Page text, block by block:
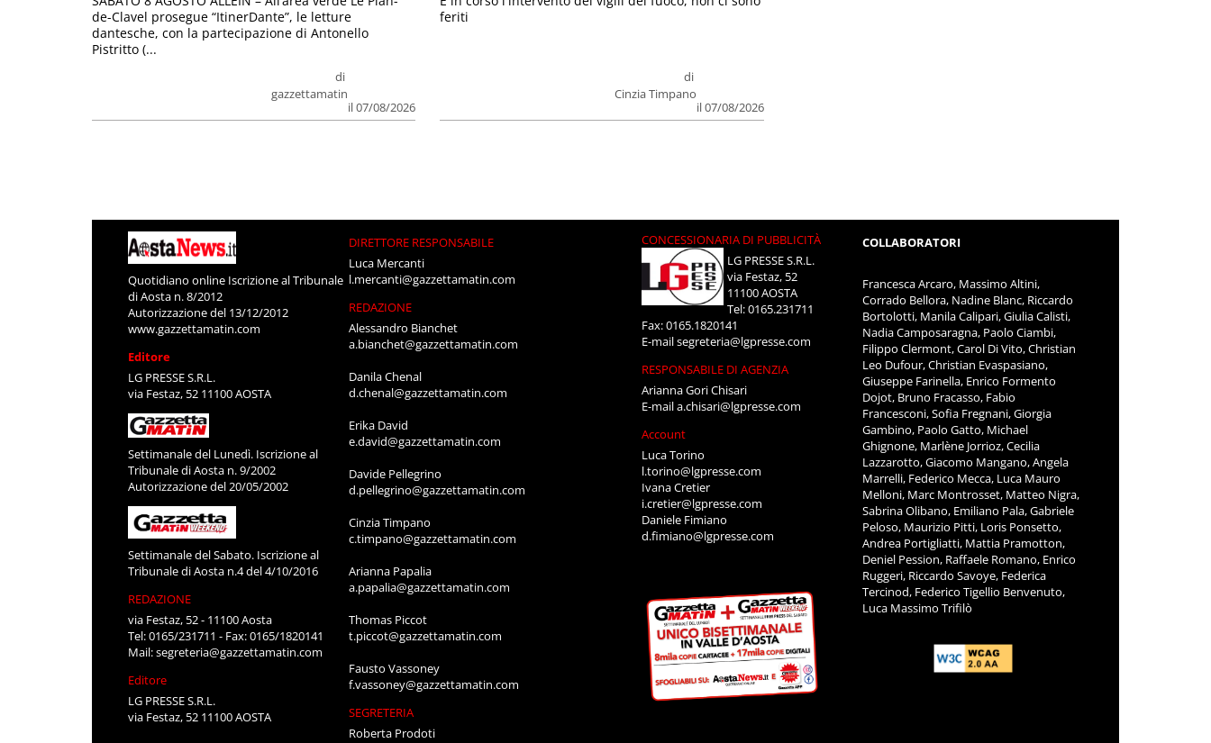
di
gazzettamatin
il 07/08/2026
de-Clavel prosegue “ItinerDante”, le letture
dantesche, con la partecipazione di Antonello
Pistritto (...
di
Cinzia Timpano
il 07/08/2026
feriti
Quotidiano online Iscrizione al Tribunale
di Aosta n. 8/2012
Autorizzazione del 13/12/2012
www.gazzettamatin.com
Editore
LG PRESSE S.R.L.
via Festaz, 52 11100 AOSTA
Settimanale del Lunedì. Iscrizione al
Tribunale di Aosta n. 9/2002
Autorizzazione del 20/05/2002
Settimanale del Sabato. Iscrizione al
Tribunale di Aosta n.4 del 4/10/2016
REDAZIONE
via Festaz, 52 - 11100 Aosta
Tel: 0165/231711 - Fax: 0165/1820141
Mail:segreteria@gazzettamatin.com
Editore
LG PRESSE S.R.L.
via Festaz, 52 11100 AOSTA
DIRETTORE RESPONSABILE
Luca Mercanti
l.mercanti@gazzettamatin.com
REDAZIONE
Alessandro Bianchet
a.bianchet@gazzettamatin.com
Danila Chenal
d.chenal@gazzettamatin.com
Erika David
e.david@gazzettamatin.com
Davide Pellegrino
d.pellegrino@gazzettamatin.com
Cinzia Timpano
c.timpano@gazzettamatin.com
Arianna Papalia
a.papalia@gazzettamatin.com
Thomas Piccot
t.piccot@gazzettamatin.com
Fausto Vassoney
f.vassoney@gazzettamatin.com
SEGRETERIA
Roberta Prodoti
CONCESSIONARIA DI PUBBLICITÀ
LG PRESSE S.R.L.
via Festaz, 52
11100 AOSTA
Tel: 0165.231711
Fax: 0165.1820141
E-mailsegreteria@lgpresse.com
RESPONSABILE DI AGENZIA
Arianna Gori Chisari
E-maila.chisari@lgpresse.com
Account
Luca Torino
l.torino@lgpresse.com
Ivana Cretier
i.cretier@lgpresse.com
Daniele Fimiano
d.fimiano@lgpresse.com
COLLABORATORI
Francesca Arcaro, Massimo Altini,
Corrado Bellora, Nadine Blanc, Riccardo
Bortolotti, Manila Calipari, Giulia Calisti,
Nadia Camposaragna, Paolo Ciambi,
Filippo Clermont, Carol Di Vito, Christian
Leo Dufour, Christian Evaspasiano,
Giuseppe Farinella, Enrico Formento
Dojot, Bruno Fracasso, Fabio
Francesconi, Sofia Fregnani, Giorgia
Gambino, Paolo Gatto, Michael
Ghignone, Marlène Jorrioz, Cecilia
Lazzarotto, Giacomo Mangano, Angela
Marrelli, Federico Mecca, Luca Mauro
Melloni, Marc Montrosset, Matteo Nigra,
Sabrina Olibano, Emiliano Pala, Gabriele
Peloso, Maurizio Pitti, Loris Ponsetto,
Andrea Portigliatti, Mattia Pramotton,
Deniel Pession, Raffaele Romano, Enrico
Ruggeri, Riccardo Savoye, Federica
Tercinod, Federico Tigellio Benvenuto,
Luca Massimo Trifilò